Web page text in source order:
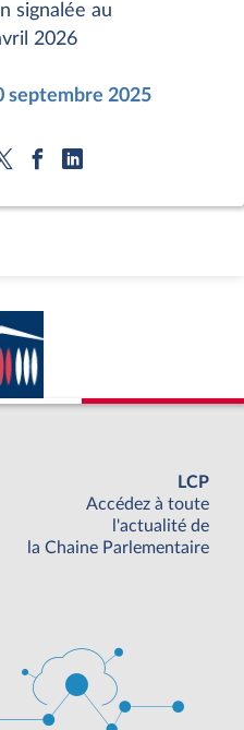
signalée au
2026
septembre 2025
LCP
Accédez à toute
l'actualité de
la Chaine Parlementaire